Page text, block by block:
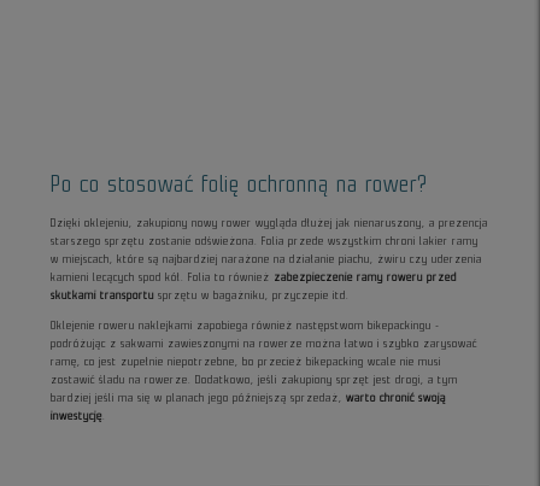
Po co stosować folię ochronną na rower?
Dzięki oklejeniu, zakupiony nowy rower wygląda dłużej jak nienaruszony, a prezencja
starszego sprzętu zostanie odświeżona. Folia przede wszystkim chroni lakier ramy
w miejscach, które są najbardziej narażone na działanie piachu, żwiru czy uderzenia
kamieni lecących spod kół. Folia to również zabezpieczenie ramy roweru przed
skutkami transportu sprzętu w bagażniku, przyczepie itd.
Oklejenie roweru naklejkami zapobiega również następstwom bikepackingu -
podróżując z sakwami zawieszonymi na rowerze można łatwo i szybko zarysować
ramę, co jest zupełnie niepotrzebne, bo przecież bikepacking wcale nie musi
zostawić śladu na rowerze. Dodatkowo, jeśli zakupiony sprzęt jest drogi, a tym
bardziej jeśli ma się w planach jego późniejszą sprzedaż,warto chronić swoją
inwestycję.